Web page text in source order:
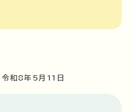
和8年5月 11 日